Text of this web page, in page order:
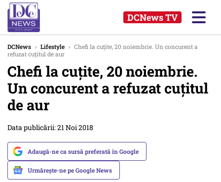
DCNews TV
DCNews › Lifestyle › Chefi la cuțite, 20 noiembrie. Un concurent a
refuzat cuțitul de aur
Chefi la cuțite, 20 noiembrie.
Un concurent a refuzat cuțitul
de aur
Data publicării: 21 Noi 2018
Adaugă-ne ca sursă preferată în Google
Urmărește-ne pe Google News